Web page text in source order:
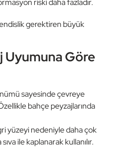
riski daha fazladır.
gerektiren büyük
Uyumuna Göre
sayesinde çevreye
bahçe peyzajlarında
yüzeyi nedeniyle daha çok
ile kaplanarak kullanılır.